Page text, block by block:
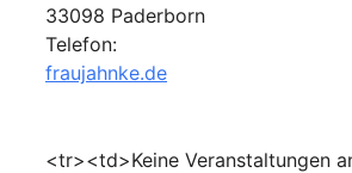
33098 Paderborn
Telefon:
fraujahnke.de
<tr><td>Keine Veranstaltungen